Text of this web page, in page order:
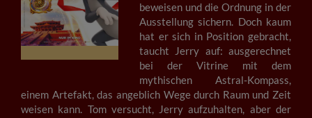
beweisen und die Ordnung in der
Ausstellung sichern. Doch kaum
hat er sich in Position gebracht,
taucht Jerry auf: ausgerechnet
bei der Vitrine mit dem
mythischen Astral-Kompass,
einem Artefakt, das angeblich Wege durch Raum und Zeit
weisen kann. Tom versucht, Jerry aufzuhalten, aber der